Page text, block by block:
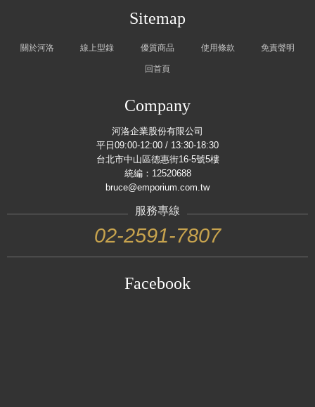
Sitemap
關於河洛 線上型錄 優質商品 使用條款 免責聲明
回首頁
Company
河洛企業股份有限公司
平日09:00-12:00 / 13:30-18:30
台北市中山區德惠街16-5號5樓
統編：12520688
bruce@emporium.com.tw
服務專線
02-2591-7807
Facebook